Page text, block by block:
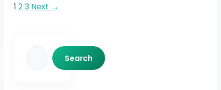
Page
1 Page
2Page
3 Next →
Search
Search